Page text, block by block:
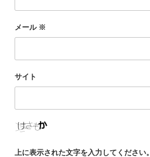
メール ※
サイト
上に表示された文字を入力してください。